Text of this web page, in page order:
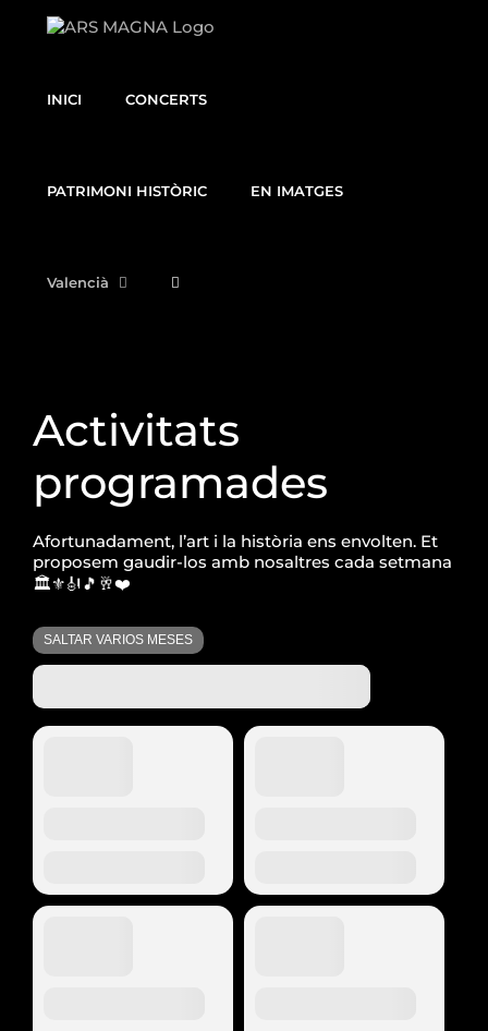
INICI CONCERTS
PATRIMONI HISTÒRIC EN IMATGES
Valencià
Activitats
programades
Afortunadament, l’art i la història ens envolten. Et
proposem gaudir-los amb nosaltres cada setmana
🏛️⚜️🎻🎵🥂❤️
SALTAR VARIOS MESES